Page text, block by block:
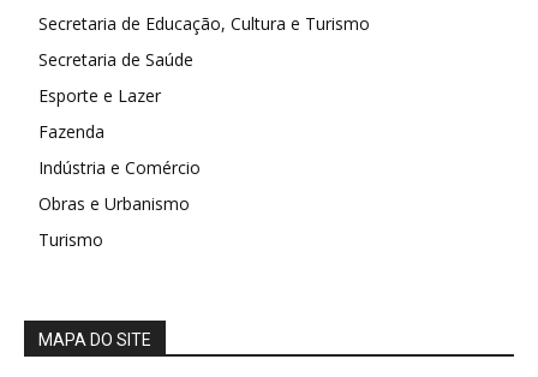
Secretaria de Educação, Cultura e Turismo
Secretaria de Saúde
Esporte e Lazer
Fazenda
Indústria e Comércio
Obras e Urbanismo
Turismo
MAPA DO SITE